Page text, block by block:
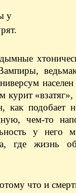
у
населен
курит «взатяг»,
как подобает
чем-то
у него
где жизнь
что и